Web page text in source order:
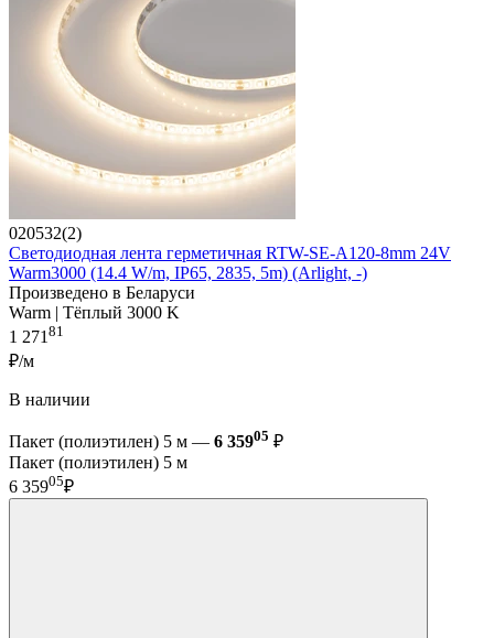
020532(2)
Светодиодная лента герметичная RTW-SE-A120-8mm 24V
Warm3000 (14.4 W/m, IP65, 2835, 5m) (Arlight, -)
Произведено в Беларуси
Warm | Тёплый 3000 K
1 27181
₽/м
В наличии
Пакет (полиэтилен) 5 м — 6 35905 ₽
Пакет (полиэтилен) 5 м
6 35905₽